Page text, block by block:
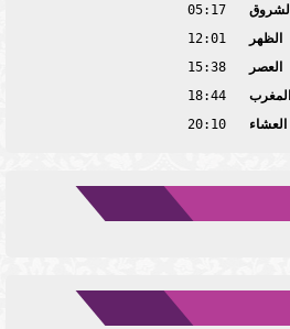
الشروق
05:17
الظهر
12:01
العصر
15:38
المغرب
18:44
العشاء
20:10